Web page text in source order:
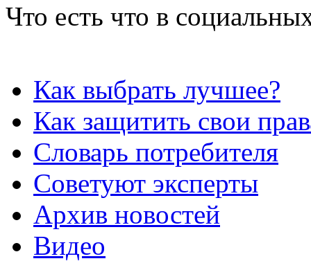
Что есть что в
Как выбрать лучшее?
Как защитить свои
Словарь потребителя
Советуют эксперты
Архив новостей
Видео